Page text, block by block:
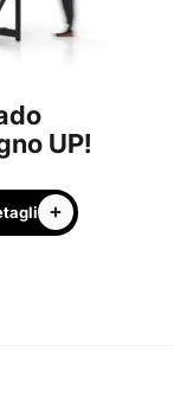
UP!